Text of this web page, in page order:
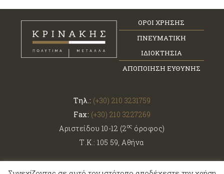
ΟΡΟΙ ΧΡΗΣΗΣ
ΠΝΕΥΜΑΤΙΚΗ
ΙΔΙΟΚΤΗΣΙΑ
ΑΠΟΠΟΙΗΣΗ ΕΥΘΥΝΗΣ
Τηλ.: (+30) 210 3231759
Fax: (+30) 210 3227269
Αριστείδου 10-12 (2ος όροφος)
Τ.Κ.: 105 59, Αθήνα